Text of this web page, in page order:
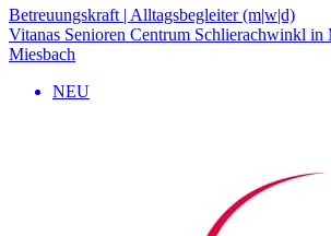
Betreuungskraft | Alltagsbegleiter (m|w|d)
Vitanas Senioren Centrum Schlierachwinkl in
Miesbach
NEU